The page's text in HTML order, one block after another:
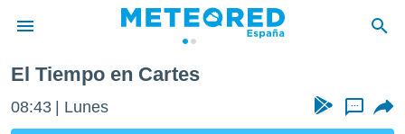
de
El Tiempo en Cartes
08:43 Lunes ...